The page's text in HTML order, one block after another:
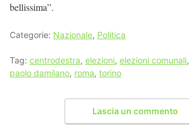
bellissima”.
Categorie: Nazionale, Politica
Tag: centrodestra, elezioni, elezioni comunali,
paolo damilano, roma, torino
Lascia un commento